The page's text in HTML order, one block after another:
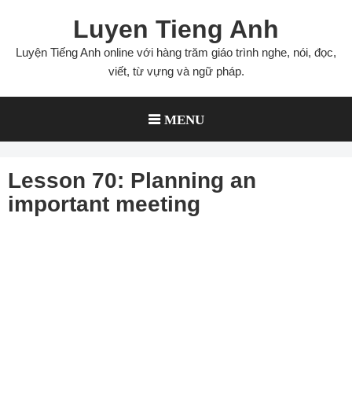
content
Luyen Tieng Anh
Luyện Tiếng Anh online với hàng trăm giáo trình nghe, nói, đọc,
viết, từ vựng và ngữ pháp.
MENU
Lesson 70: Planning an
important meeting